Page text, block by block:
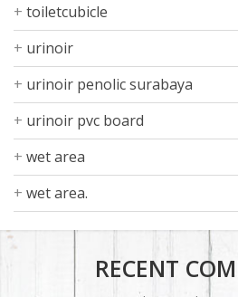
toiletcubicle
urinoir
urinoir penolic surabaya
urinoir pvc board
wet area
wet area.
RECENT